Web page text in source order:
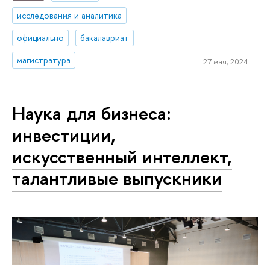
исследования и аналитика
официально
бакалавриат
магистратура
27 мая, 2024 г.
Наука для бизнеса:
инвестиции,
искусственный интеллект,
талантливые выпускники